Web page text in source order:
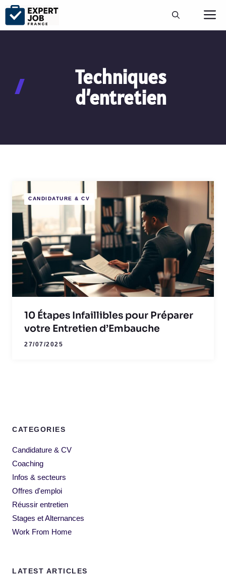
Aller
contenu
Techniques
d’entretien
CANDIDATURE & CV
10 Étapes Infaillibles pour Préparer
votre Entretien d’Embauche
27/07/2025
CATEGORIES
Candidature & CV
Coaching
Infos & secteurs
Offres d'emploi
Réussir entretien
Stages et Alternances
Work From Home
LATEST ARTICLES